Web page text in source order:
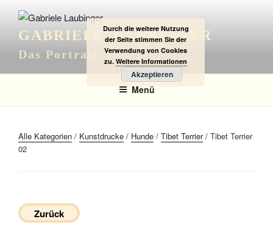
Inhalt
springenGABRIELE LAUBINGER
Das Portrait
Menü
Alle Kategorien / Kunstdrucke / Hunde / Tibet Terrier/ Tibet Terrier
02
Zurück
Durch die weitere Nutzung
der Seite stimmen Sie der
Verwendung von Cookies
zu. Weitere Informationen
Akzeptieren